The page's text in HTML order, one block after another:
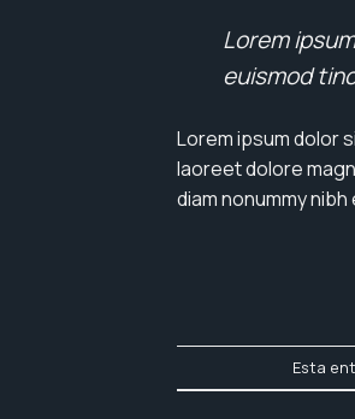
Lorem
euismod
Lorem ipsum dolor
laoreet dolore
diam nonummy
Esta